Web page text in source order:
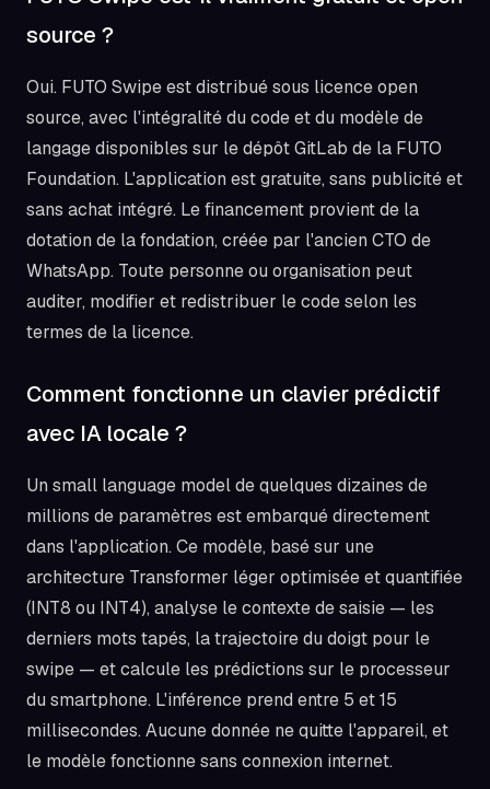
source ?
Oui. FUTO Swipe est distribué sous licence open
source, avec l'intégralité du code et du modèle de
langage disponibles sur le dépôt GitLab de la FUTO
Foundation. L'application est gratuite, sans publicité et
sans achat intégré. Le financement provient de la
dotation de la fondation, créée par l'ancien CTO de
WhatsApp. Toute personne ou organisation peut
auditer, modifier et redistribuer le code selon les
termes de la licence.
Comment fonctionne un clavier prédictif
avec IA locale ?
Un small language model de quelques dizaines de
millions de paramètres est embarqué directement
dans l'application. Ce modèle, basé sur une
architecture Transformer léger optimisée et quantifiée
(INT8 ou INT4), analyse le contexte de saisie — les
derniers mots tapés, la trajectoire du doigt pour le
swipe — et calcule les prédictions sur le processeur
du smartphone. L'inférence prend entre 5 et 15
millisecondes. Aucune donnée ne quitte l'appareil, et
le modèle fonctionne sans connexion internet.